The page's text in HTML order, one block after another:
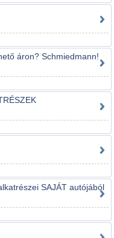
áron? Schmiedmann!
SAJÁT autójából